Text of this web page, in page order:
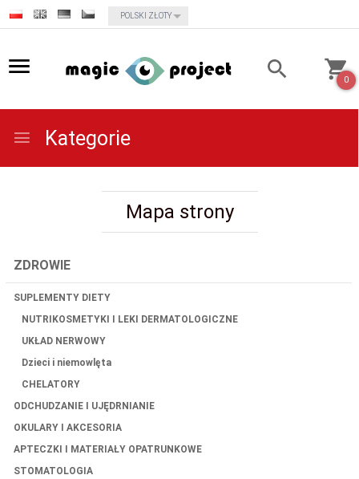
currency_h
POLSKI ZŁOTY
0
Kategorie
Mapa strony
ZDROWIE
SUPLEMENTY DIETY
NUTRIKOSMETYKI I LEKI DERMATOLOGICZNE
UKŁAD NERWOWY
Dzieci i niemowlęta
CHELATORY
ODCHUDZANIE I UJĘDRNIANIE
OKULARY I AKCESORIA
APTECZKI I MATERIAŁY OPATRUNKOWE
STOMATOLOGIA